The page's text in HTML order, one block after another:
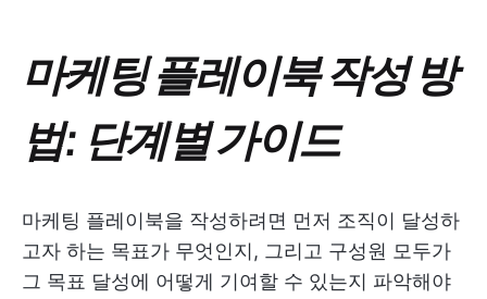
마케팅 플레이북 작성 방
법: 단계별 가이드
마케팅 플레이북을 작성하려면 먼저 조직이 달성하
고자 하는 목표가 무엇인지, 그리고 구성원 모두가
그 목표 달성에 어떻게 기여할 수 있는지 파악해야